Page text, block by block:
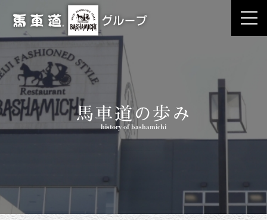
馬車道の歩み
history of bashamichi